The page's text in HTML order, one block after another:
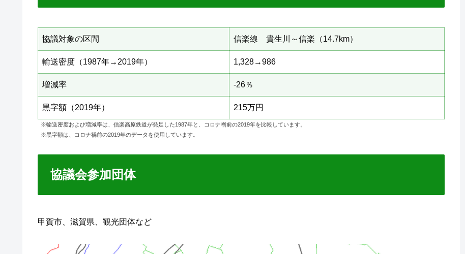
協議対象の区間 信楽線 貴生川～信楽（14.7km）
輸送密度（1987年→2019年） 1,328→986
増減率 -26％
黒字額（2019年） 215万円
※輸送密度および増減率は、信楽高原鉄道が発足した1987年と、コロナ禍前の2019年を比較しています。
※黒字額は、コロナ禍前の2019年のデータを使用しています。
協議会参加団体
甲賀市、滋賀県、観光団体など